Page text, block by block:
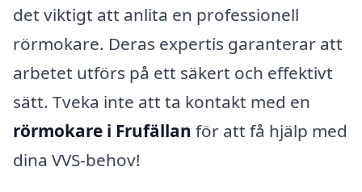
det viktigt att anlita en professionell
rörmokare. Deras expertis garanterar att
arbetet utförs på ett säkert och effektivt
sätt. Tveka inte att ta kontakt med en
rörmokare i Frufällan för att få hjälp med
dina VVS-behov!